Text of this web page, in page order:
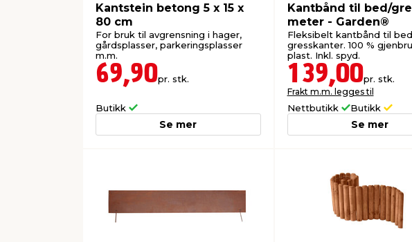
Kantstein betong 5 x 15 x
80 cm
For bruk til avgrensning i hager,
gårdsplasser, parkeringsplasser
m.m.
69,90pr. stk.
Butikk
Se mer
Kantbånd til bed/
meter - Garden®
Fleksibelt kantbånd til
gresskanter. 100 %
plast. Inkl. spyd.
139,00pr. stk.
Frakt m.m. legges til
Nettbutikk Butikk
Se mer